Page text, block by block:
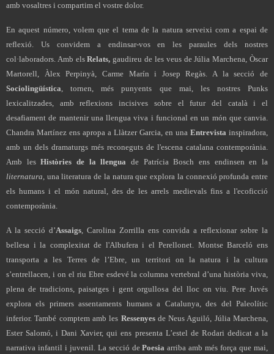
amb vosaltres i compartim el vostre dolor.
En aquest número, volem que el tema de la natura serveixi com a espai de
reflexió. Us convidem a endinsar-vos en les paraules dels nostres
col·laboradors. Amb elsRelats, gaudireu de les veus de Júlia Marchena, Òscar
Martorell, Àlex Perpinyà, Carme Marín i Josep Regàs. A la secció de
Sociolingüística, tornen, més punyents que mai, les nostres Punks
lexicalitzades, amb reflexions incisives sobre el futur del català i el
desafiament de mantenir una llengua viva i funcional en un món que canvia.
Chandra Martínez ens apropa a Llàtzer Garcia, en una Entrevista inspiradora,
amb un dels dramaturgs més reconeguts de l'escena catalana contemporània.
Amb lesHistòries de la llengua de Patrícia Bosch ens endinsen en la
liternatura, una literatura de la natura que explora la connexió profunda entre
els humans i el món natural, des de les arrels medievals fins a l'ecoficció
contemporània.
A la secció d’Assaigs , Carolina Zorrilla ens convida a reflexionar sobre la
bellesa i la complexitat de l'Albufera i el Perellonet. Montse Barceló ens
transporta a les Terres de l’Ebre, un territori on la natura i la cultura
s’entrellacen, i on el riu Ebre esdevé la columna vertebral d’una història viva,
plena de tradicions, paisatges i gent orgullosa del lloc on viu. Pere Juvés
explora els primers assentaments humans a Catalunya, des del Paleolític
inferior. També comptem amb les Ressenyes de Neus Aguiló, Júlia Marchena,
Ester Salomó, i Dani Xavier, qui ens presenta L’estel de Rodari dedicat a la
narrativa infantil i juvenil. La secció dePoesiaarriba amb més força que mai,